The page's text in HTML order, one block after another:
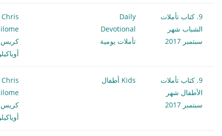
9. كتاب تأملات
الشباب شهر
سبتمبر 2017
Daily
Devotional
تأملات يومية
Chris
كريس
9. كتاب تأملات
الأطفال شهر
سبتمبر 2017
Kids أطفال
Chris
كريس